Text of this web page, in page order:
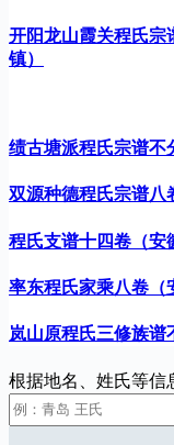
开阳龙山霞关程氏宗
镇）
绩古塘派程氏宗谱不
双源种德程氏宗谱八
程氏支谱十四卷（安
率东程氏家乘八卷（
岚山原程氏三修族谱
根据地名、姓氏等信